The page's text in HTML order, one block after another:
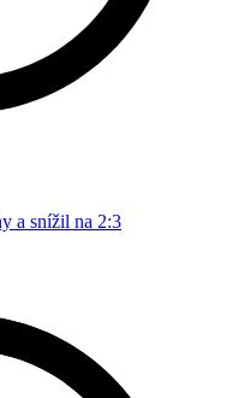
a snížil na 2:3